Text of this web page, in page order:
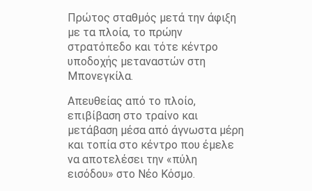
Πρώτος σταθμός μετά την άφιξη
με τα πλοία, το πρώην
στρατόπεδο και τότε κέντρο
υποδοχής μεταναστών στη
Μπονεγκίλα.
Απευθείας από το πλοίο,
επιβίβαση στο τραίνο και
μετάβαση μέσα από άγνωστα μέρη
και τοπία στο κέντρο που έμελε
να αποτελέσει την «πύλη
εισόδου» στο Νέο Κόσμο.